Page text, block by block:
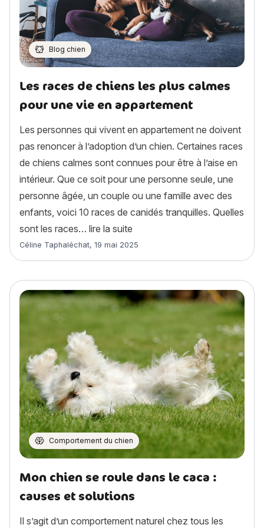
Blog chien
Les races de chiens les plus calmes
pour une vie en appartement
Les personnes qui vivent en appartement ne doivent
pas renoncer à l’adoption d’un chien. Certaines races
de chiens calmes sont connues pour être à l’aise en
intérieur. Que ce soit pour une personne seule, une
personne âgée, un couple ou une famille avec des
enfants, voici 10 races de canidés tranquilles. Quelles
sont les races… lire la suite
Article rédigé par
Céline Taphaléchat, 19 mai 2025
Comportement du chien
Mon chien se roule dans le caca :
causes et solutions
Il s’agit d’un comportement naturel chez tous les